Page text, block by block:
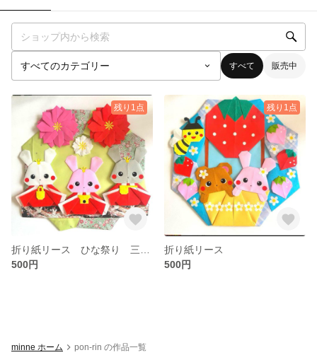
すべて 販売中
残り1点
500円
残り1点
折り紙リース
500円
minne ホーム pon-rin の作品一覧